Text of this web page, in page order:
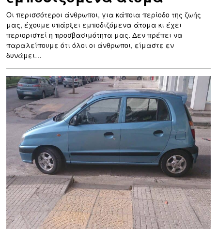
Οι περισσότεροι άνθρωποι, για κάποια περίοδο της ζωής
μας, έχουμε υπάρξει εμποδιζόμενα άτομα κι έχει
περιοριστεί η προσβασιμότητα μας. Δεν πρέπει να
παραλείπουμε ότι όλοι οι άνθρωποι, είμαστε εν
δυνάμει…